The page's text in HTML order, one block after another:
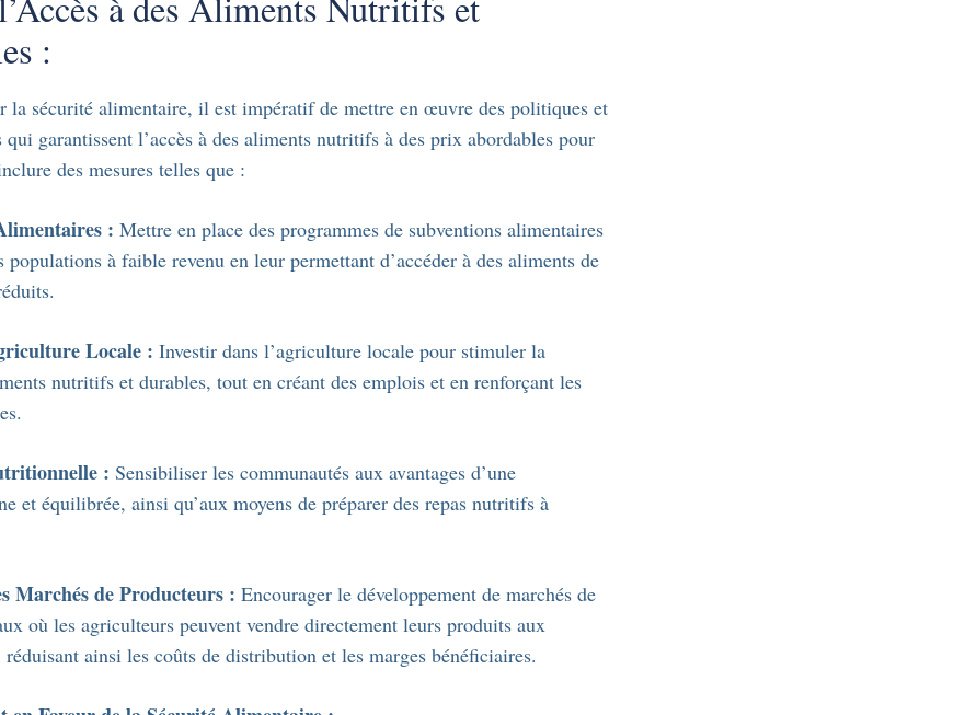
:
la sécurité alimentaire, il est impératif de mettre en œuvre des politiques et
qui garantissent l’accès à des aliments nutritifs à des prix abordables pour
des mesures telles que :
: Mettre en place des programmes de subventions alimentaires
populations à faible revenu en leur permettant d’accéder à des aliments de
Locale : Investir dans l’agriculture locale pour stimuler la
nutritifs et durables, tout en créant des emplois et en renforçant les
: Sensibiliser les communautés aux avantages d’une
et équilibrée, ainsi qu’aux moyens de préparer des repas nutritifs à
Marchés de Producteurs : Encourager le développement de marchés de
où les agriculteurs peuvent vendre directement leurs produits aux
réduisant ainsi les coûts de distribution et les marges bénéficiaires.